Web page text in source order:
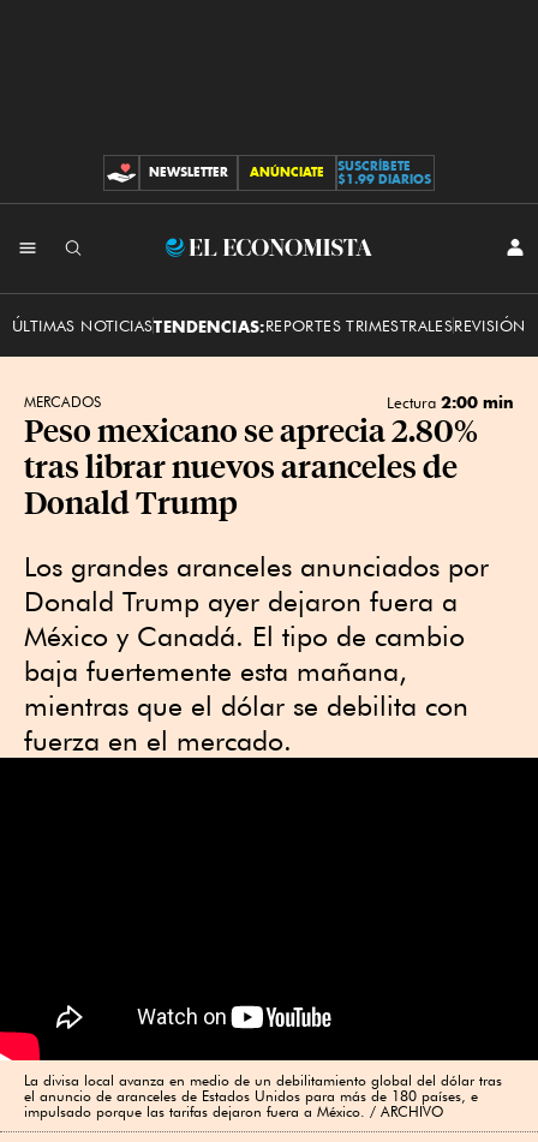
CONTRIBUCIONES
NEWSLETTER ANÚNCIATE
SUSCRÍBETE
$1.99 DIARIOS
El
ÚLTIMAS NOTICIASTENDENCIAS:REPORTES TRIMESTRALESREVISIÓN
MERCADOS Lectura 2:00 min
Peso mexicano se aprecia 2.80%
tras librar nuevos aranceles de
Donald Trump
Los grandes aranceles anunciados por
Donald Trump ayer dejaron fuera a
México y Canadá. El tipo de cambio
baja fuertemente esta mañana,
mientras que el dólar se debilita con
fuerza en el mercado.
La divisa local avanza en medio de un debilitamiento global del dólar tras
el anuncio de aranceles de Estados Unidos para más de 180 países, e
impulsado porque las tarifas dejaron fuera a México. / ARCHIVO